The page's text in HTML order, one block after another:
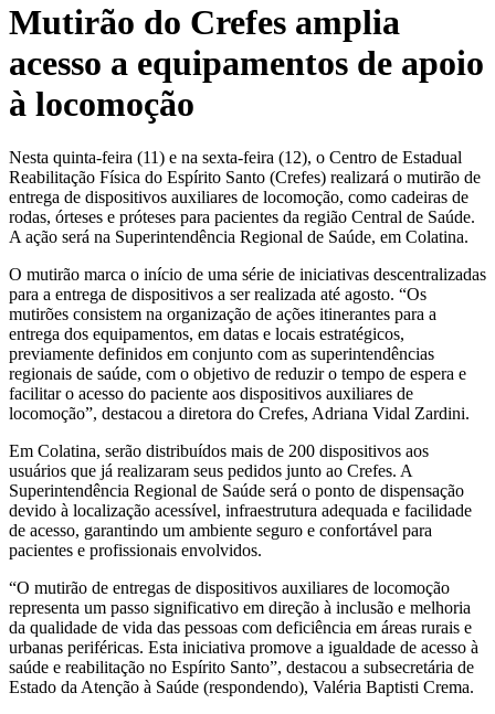
Mutirão do Crefes amplia
acesso a equipamentos de apoio
à locomoção
Nesta quinta-feira (11) e na sexta-feira (12), o Centro de Estadual
Reabilitação Física do Espírito Santo (Crefes) realizará o mutirão de
entrega de dispositivos auxiliares de locomoção, como cadeiras de
rodas, órteses e próteses para pacientes da região Central de Saúde.
A ação será na Superintendência Regional de Saúde, em Colatina.
O mutirão marca o início de uma série de iniciativas descentralizadas
para a entrega de dispositivos a ser realizada até agosto. “Os
mutirões consistem na organização de ações itinerantes para a
entrega dos equipamentos, em datas e locais estratégicos,
previamente definidos em conjunto com as superintendências
regionais de saúde, com o objetivo de reduzir o tempo de espera e
facilitar o acesso do paciente aos dispositivos auxiliares de
locomoção”, destacou a diretora do Crefes, Adriana Vidal Zardini.
Em Colatina, serão distribuídos mais de 200 dispositivos aos
usuários que já realizaram seus pedidos junto ao Crefes. A
Superintendência Regional de Saúde será o ponto de dispensação
devido à localização acessível, infraestrutura adequada e facilidade
de acesso, garantindo um ambiente seguro e confortável para
pacientes e profissionais envolvidos.
“O mutirão de entregas de dispositivos auxiliares de locomoção
representa um passo significativo em direção à inclusão e melhoria
da qualidade de vida das pessoas com deficiência em áreas rurais e
urbanas periféricas. Esta iniciativa promove a igualdade de acesso à
saúde e reabilitação no Espírito Santo”, destacou a subsecretária de
Estado da Atenção à Saúde (respondendo), Valéria Baptisti Crema.